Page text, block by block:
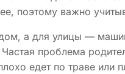
поэтому важно
а для улицы —
проблема
едет по траве или